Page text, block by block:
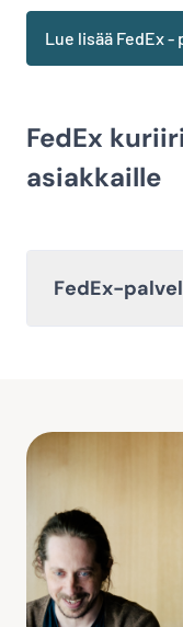
Lue lisää FedEx -
FedEx
asiakkaille
FedEx-